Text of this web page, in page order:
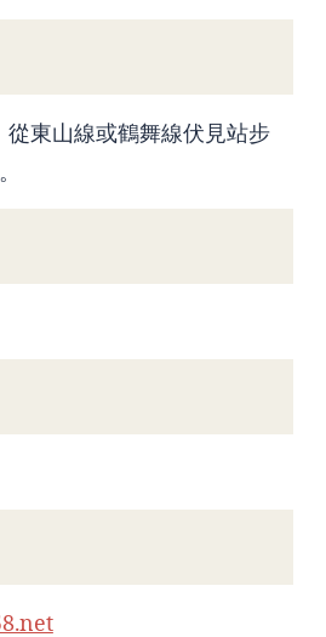
東山線或鶴舞線伏見站步